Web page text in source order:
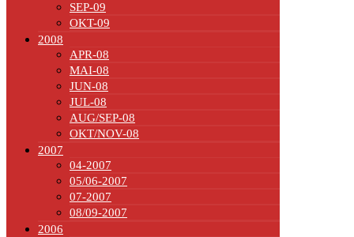
SEP-09
OKT-09
2008
APR-08
MAI-08
JUN-08
JUL-08
AUG/SEP-08
OKT/NOV-08
2007
04-2007
05/06-2007
07-2007
08/09-2007
2006